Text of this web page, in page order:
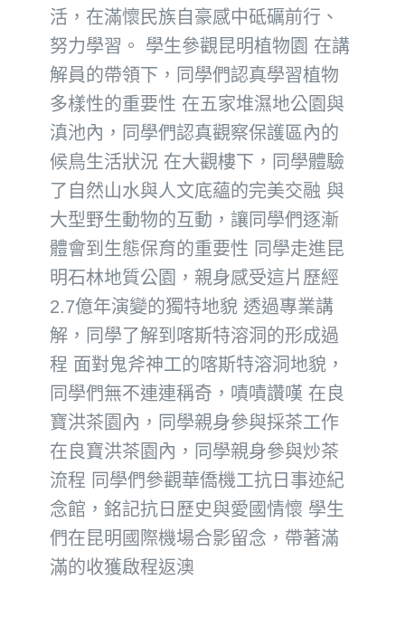
活，在滿懷民族自豪感中砥礪前行、
努力學習。 學生參觀昆明植物園 在講
解員的帶領下，同學們認真學習植物
多樣性的重要性 在五家堆濕地公園與
滇池內，同學們認真觀察保護區內的
候鳥生活狀況 在大觀樓下，同學體驗
了自然山水與人文底蘊的完美交融 與
大型野生動物的互動，讓同學們逐漸
體會到生態保育的重要性 同學走進昆
明石林地質公園，親身感受這片歷經
2.7億年演變的獨特地貌 透過專業講
解，同學了解到喀斯特溶洞的形成過
程 面對鬼斧神工的喀斯特溶洞地貌，
同學們無不連連稱奇，嘖嘖讚嘆 在良
寶洪茶園內，同學親身參與採茶工作
在良寶洪茶園內，同學親身參與炒茶
流程 同學們參觀華僑機工抗日事迹紀
念館，銘記抗日歷史與愛國情懷 學生
們在昆明國際機場合影留念，帶著滿
滿的收獲啟程返澳